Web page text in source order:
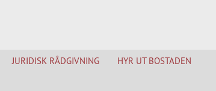
JURIDISK RÅDGIVNING HYR UT BOSTADEN